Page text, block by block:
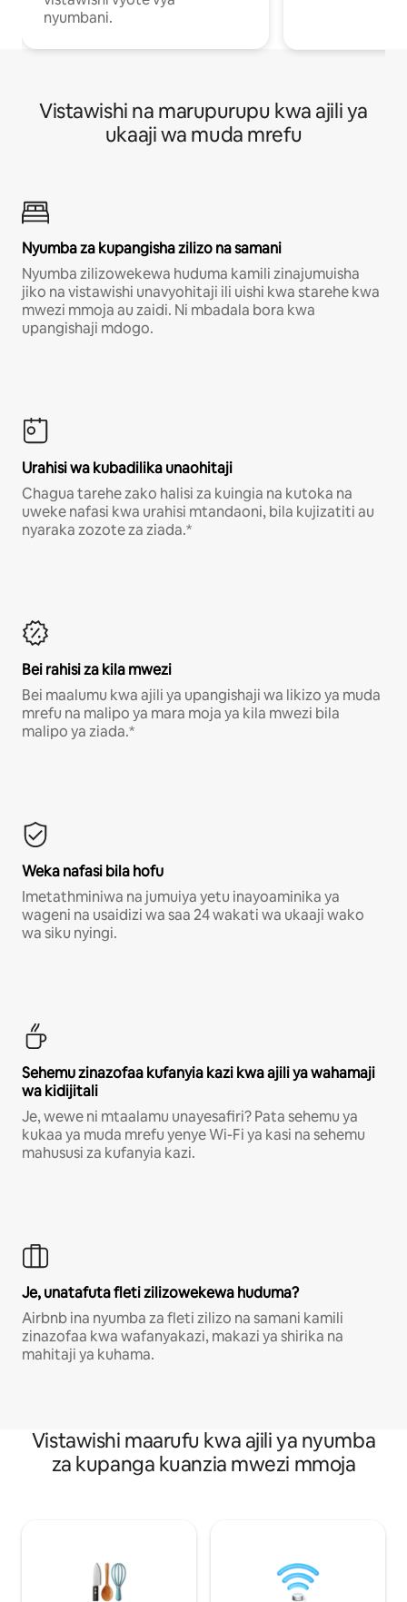
nyumbani.
Vistawishi na marupurupu kwa ajili ya
ukaaji wa muda mrefu
Nyumba za kupangisha zilizo na samani
Nyumba zilizowekewa huduma kamili zinajumuisha
jiko na vistawishi unavyohitaji ili uishi kwa starehe kwa
mwezi mmoja au zaidi. Ni mbadala bora kwa
upangishaji mdogo.
Urahisi wa kubadilika unaohitaji
Chagua tarehe zako halisi za kuingia na kutoka na
uweke nafasi kwa urahisi mtandaoni, bila kujizatiti au
nyaraka zozote za ziada.*
Bei rahisi za kila mwezi
Bei maalumu kwa ajili ya upangishaji wa likizo ya muda
mrefu na malipo ya mara moja ya kila mwezi bila
malipo ya ziada.*
Weka nafasi bila hofu
Imetathminiwa na jumuiya yetu inayoaminika ya
wageni na usaidizi wa saa 24 wakati wa ukaaji wako
wa siku nyingi.
Sehemu zinazofaa kufanyia kazi kwa ajili ya wahamaji
wa kidijitali
Je, wewe ni mtaalamu unayesafiri? Pata sehemu ya
kukaa ya muda mrefu yenye Wi-Fi ya kasi na sehemu
mahususi za kufanyia kazi.
Je, unatafuta fleti zilizowekewa huduma?
Airbnb ina nyumba za fleti zilizo na samani kamili
zinazofaa kwa wafanyakazi, makazi ya shirika na
mahitaji ya kuhama.
Vistawishi maarufu kwa ajili ya nyumba
za kupanga kuanzia mwezi mmoja